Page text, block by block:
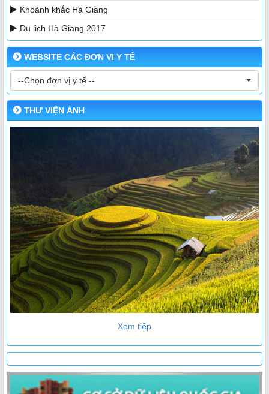
Khoảnh khắc Hà Giang
Du lịch Hà Giang 2017
WEBSITE CÁC ĐƠN VỊ Y TẾ
--Chọn đơn vị y tế --
THƯ VIỆN ẢNH
Xem tiếp